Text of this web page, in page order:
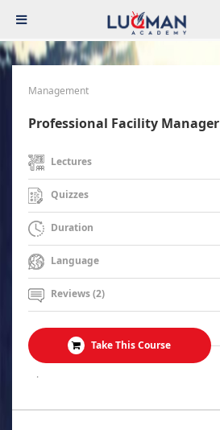
Management
Professional Facility Manager
Lectures
Quizzes
Duration
Language
Reviews (2)
Take This Course
.